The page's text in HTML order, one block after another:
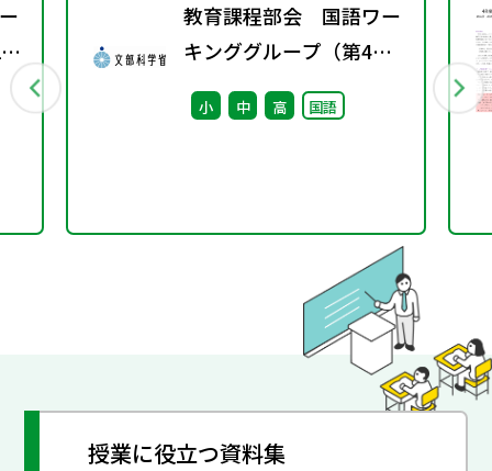
教育課程部会 国語ワー
キンググループ（第4
回） 配付資料
小 中 高 国語
授業に役立つ資料集